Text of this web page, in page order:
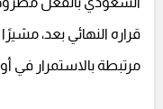
قراره النهائي بعد،
مرتبطة بالاستمرار في